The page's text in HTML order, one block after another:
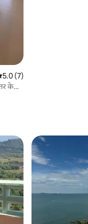
रेटिंग 5 में से 5.0, 7 समीक्षाएँ
5.0 (7)
के